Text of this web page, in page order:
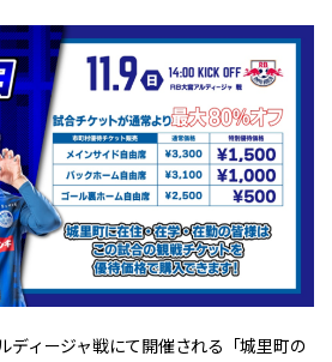
ディージャ戦にて開催される「城里町の